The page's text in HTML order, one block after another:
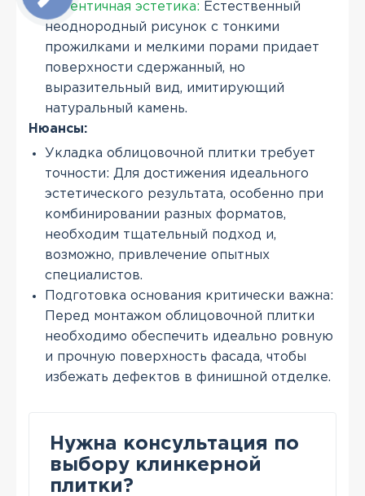
Аутентичная эстетика: Естественный
неоднородный рисунок с тонкими
прожилками и мелкими порами придает
поверхности сдержанный, но
выразительный вид, имитирующий
натуральный камень.
Нюансы:
Укладка облицовочной плитки требует
точности: Для достижения идеального
эстетического результата, особенно при
комбинировании разных форматов,
необходим тщательный подход и,
возможно, привлечение опытных
специалистов.
Подготовка основания критически важна:
Перед монтажом облицовочной плитки
необходимо обеспечить идеально ровную
и прочную поверхность фасада, чтобы
избежать дефектов в финишной отделке.
Нужна консультация по
выбору клинкерной
плитки?